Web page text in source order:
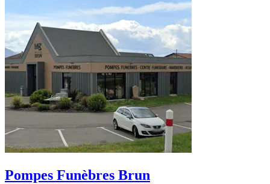
Pompes Funèbres Brun